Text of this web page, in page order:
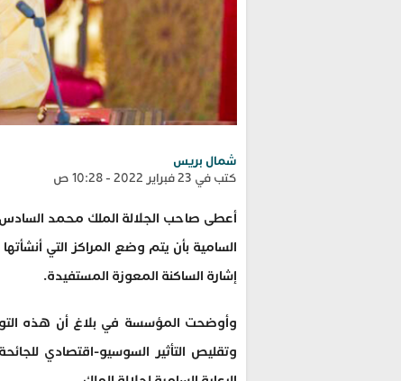
شمال بريس
كتب في 23 فبراير 2022 - 10:28 ص
أعطى صاحب الجلالة الملك محمد
السامية بأن يتم وضع المراكز التي
إشارة الساكنة المعوزة المستفيدة.
وأوضحت المؤسسة في بلاغ أن هذه
وتقليص التأثير السوسيو-اقتصادي